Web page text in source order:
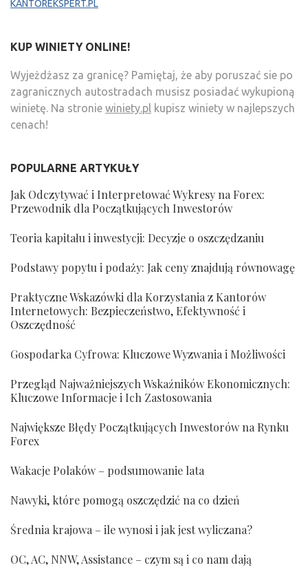
KANTOREKSPERT.PL
KUP WINIETY ONLINE!
Wyjeżdżasz za granicę? Pamiętaj, że aby poruszać sie po
zagranicznych autostradach musisz posiadać wykupioną
winietę. Na stronie winiety.pl kupisz winiety w najlepszych
cenach!
POPULARNE ARTYKUŁY
Jak Odczytywać i Interpretować Wykresy na Forex:
Przewodnik dla Początkujących Inwestorów
Teoria kapitału i inwestycji: Decyzje o oszczędzaniu
Podstawy popytu i podaży: Jak ceny znajdują równowagę
Praktyczne Wskazówki dla Korzystania z Kantorów
Internetowych: Bezpieczeństwo, Efektywność i
Oszczędność
Gospodarka Cyfrowa: Kluczowe Wyzwania i Możliwości
Przegląd Najważniejszych Wskaźników Ekonomicznych:
Kluczowe Informacje i Ich Zastosowania
Największe Błędy Początkujących Inwestorów na Rynku
Forex
Wakacje Polaków – podsumowanie lata
Nawyki, które pomogą oszczędzić na co dzień
Średnia krajowa – ile wynosi i jak jest wyliczana?
OC, AC, NNW, Assistance – czym są i co nam dają